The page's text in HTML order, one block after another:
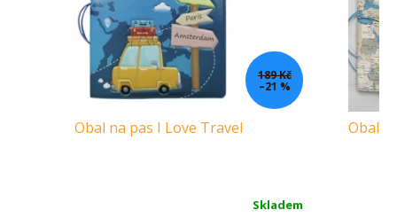
189 Kč
–21 %
Obal na pas I Love Travel
Skladem
Obal